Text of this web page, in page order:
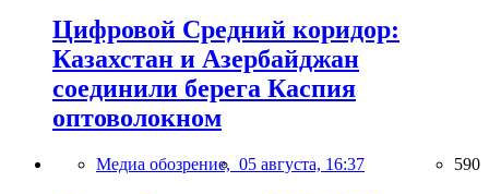
Цифровой Средний коридор:
Казахстан и Азербайджан
соединили берега Каспия
оптоволокном
Медиа обозрение, 05 августа, 16:37 590